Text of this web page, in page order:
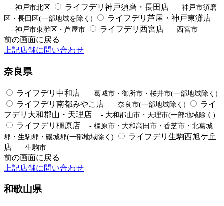
- 神戸市北区 ライフデリ神戸須磨・長田店
- 神戸市須磨
区・長田区(一部地域を除く)
ライフデリ芦屋・神戸東灘店
- 神戸市東灘区・芦屋市 ライフデリ西宮店 - 西宮市
前の画面に戻る
上記店舗に問い合わせ
奈良県
ライフデリ中和店 - 葛城市・御所市・桜井市(一部地域除く)
ライフデリ南都みやこ店 - 奈良市(一部地域除く)
ライ
フデリ大和郡山・天理店
- 大和郡山市・天理市(一部地域除く)
ライフデリ橿原店
- 橿原市・大和高田市・香芝市・北葛城
郡・生駒郡・磯城郡(一部地域除く)
ライフデリ生駒西旭ケ丘
店
- 生駒市
前の画面に戻る
上記店舗に問い合わせ
和歌山県